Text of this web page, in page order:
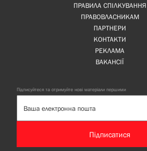
ПРАВИЛА СПІЛКУВАННЯ
ПРАВОВЛАСНИКАМ
ПАРТНЕРИ
КОНТАКТИ
РЕКЛАМА
ВАКАНСІЇ
Підписуйтеся та отримуйте нові матеріали першими
Підписатися